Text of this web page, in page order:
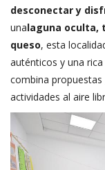
desconectar y
unalaguna oculta,
queso, esta
auténticos y una
combina
actividades al aire